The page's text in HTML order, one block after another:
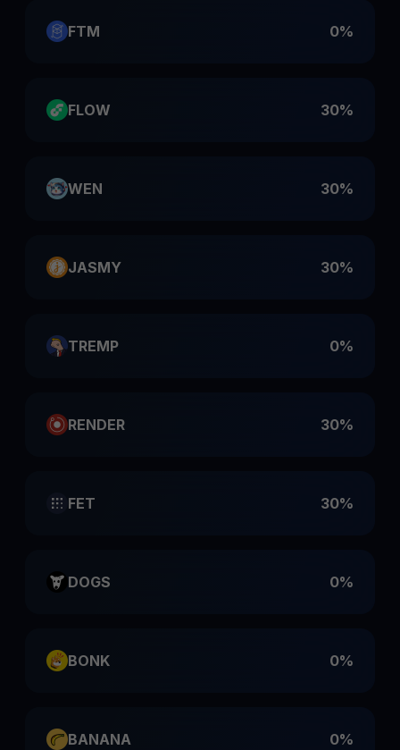
FTM 0%
FLOW 30%
WEN 30%
JASMY 30%
TREMP 0%
RENDER 30%
FET 30%
DOGS 0%
BONK 0%
BANANA 0%